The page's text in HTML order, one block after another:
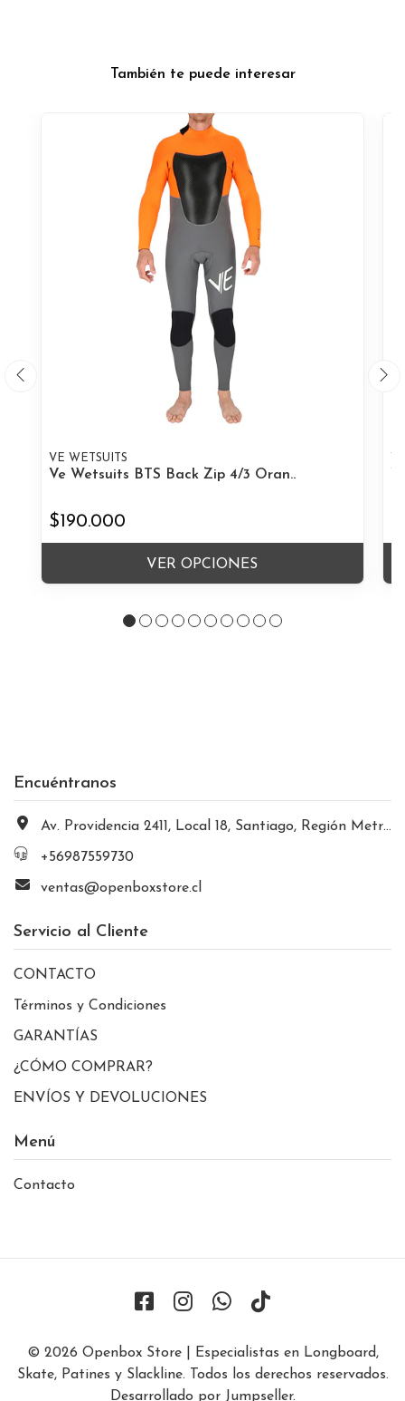
También te puede interesar
VE WETSUITS
Ve Wetsuits BTS Back Zip 4/3 Oran..
$190.000
VER OPCIONES
Encuéntranos
Av. Providencia 2411, Local 18, Santiago, Región Metropolitana, Chile
+56987559730
ventas@openboxstore.cl
Servicio al Cliente
CONTACTO
Términos y Condiciones
GARANTÍAS
¿CÓMO COMPRAR?
ENVÍOS Y DEVOLUCIONES
Menú
Contacto
© 2026 Openbox Store | Especialistas en Longboard,
Skate, Patines y Slackline. Todos los derechos reservados.
Desarrollado por Jumpseller.